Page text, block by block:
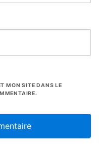
MON SITE DANS LE